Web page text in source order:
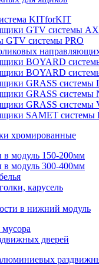
KITforKIT
GTV системы
GTV системы PRO
BOYARD
BOYARD
GRASS системы
GRASS системы
GRASS системы
SAMET системы
хромированные
модуль 150-200мм
модуль 300-400мм
карусель
в нижний модуль
дверей